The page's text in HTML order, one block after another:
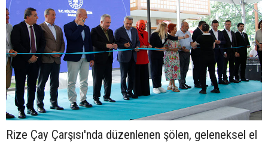
Rize Çay Çarşısı'nda düzenlenen şölen, geleneksel el